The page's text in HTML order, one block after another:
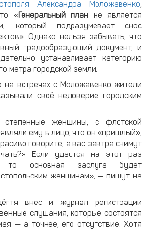
Александра Моложавенко,
«Генеральный план не является
который подразумевает снос
Однако нельзя забывать, что
градообразующий документ, и
устанавливает категорию
метра городской земли.
на встречах с Моложавенко жители
своё недоверие городским
степенные женщины, с флотской
ему в лицо, что он «пришлый»,
говорите, а вас завтра снимут
Если удастся на этот раз
то основная заслуга будет
женщинам», — пишут на
внес и журнал регистрации
слушания, которые состоятся
— а точнее, его отсутствие. Хотя